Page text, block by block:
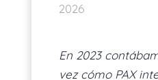
2026
En 2023
vez cómo PAX